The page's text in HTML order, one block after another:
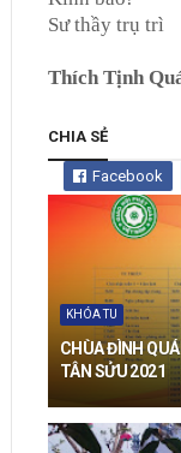
Sư thầy trụ trì
Thích Tịnh
CHIA SẺ
Facebook
KHÓA TU
CHÙA ĐÌNH
TÂN SỬU 2021